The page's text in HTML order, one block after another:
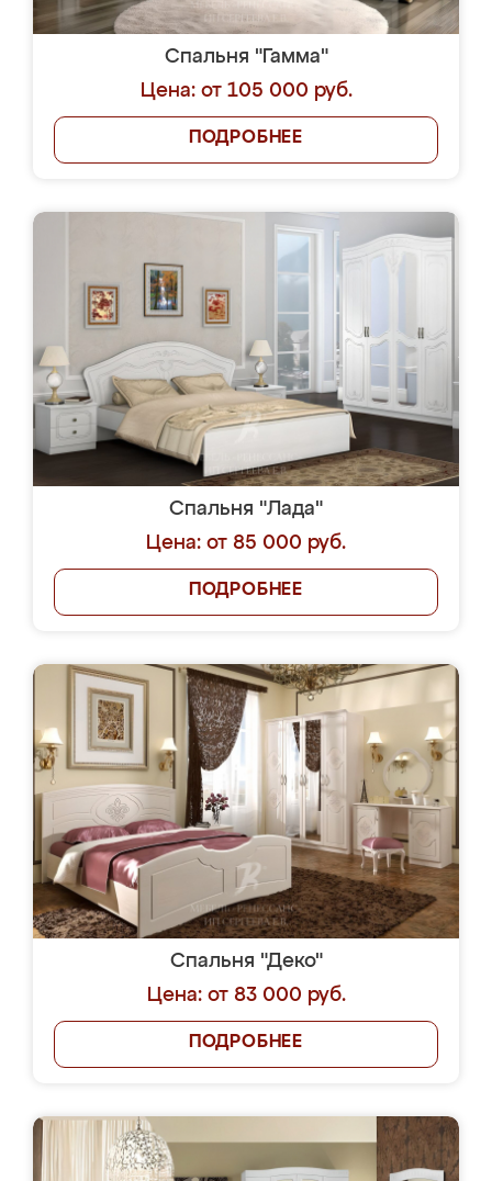
Спальня "Гамма"
Цена: от 105 000 руб.
ПОДРОБНЕЕ
Спальня "Лада"
Цена: от 85 000 руб.
ПОДРОБНЕЕ
Спальня "Деко"
Цена: от 83 000 руб.
ПОДРОБНЕЕ